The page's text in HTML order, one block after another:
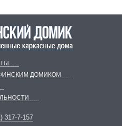
ДОМИКОМ
317-7-157